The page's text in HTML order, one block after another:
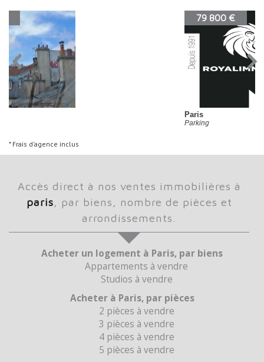
* Frais d'agence inclus
accès direct à nos ventes immobilières à
paris, par biens, nombre de pièces et
arrondissements.
Acheter un logement à Paris, par biens
Appartements à vendre
Studios à vendre
Acheter à Paris, par pièces
2 pièces à vendre
3 pièces à vendre
4 pièces à vendre
5 pièces à vendre